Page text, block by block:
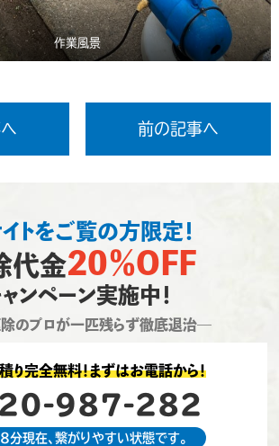
作業風景
前の記事へ
トをご覧の方限定！
代金20％OFF
ンペーン実施中！
のプロが一匹残らず徹底退治―
り完全無料！まずはお電話から！
987-282
現在、繋がりやすい状態です。